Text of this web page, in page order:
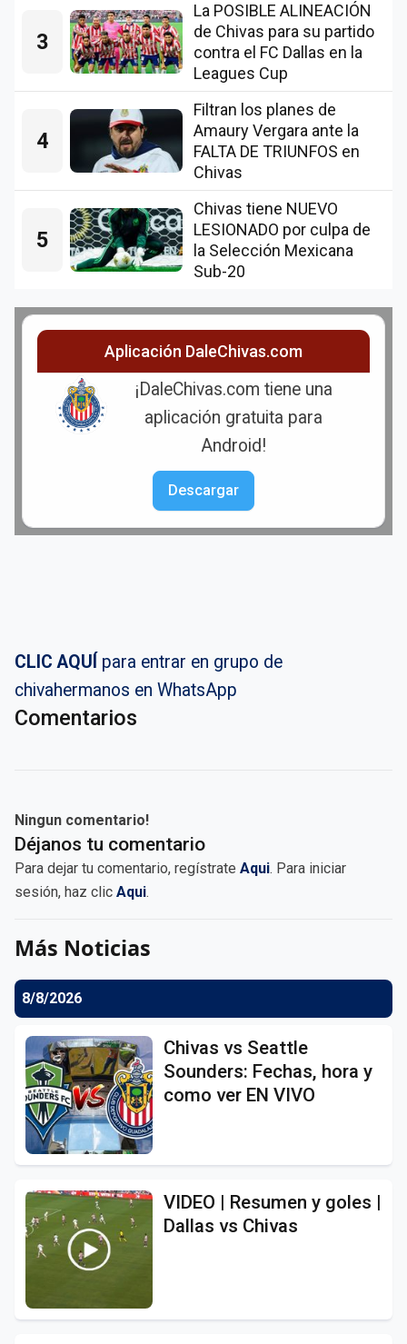
3
La POSIBLE ALINEACIÓN
de Chivas para su partido
contra el FC Dallas en la
Leagues Cup
4
Filtran los planes de
Amaury Vergara ante la
FALTA DE TRIUNFOS en
Chivas
5
Chivas tiene NUEVO
LESIONADO por culpa de
la Selección Mexicana
Sub-20
Aplicación DaleChivas.com
¡DaleChivas.com tiene una
aplicación gratuita para
Android!
Descargar
CLIC AQUÍ para entrar en grupo de
chivahermanos en WhatsApp
Comentarios
Ningun comentario!
Déjanos tu comentario
Para dejar tu comentario, regístrate Aqui. Para iniciar
sesión, haz clic Aqui.
Más Noticias
8/8/2026
Chivas vs Seattle
Sounders: Fechas, hora y
como ver EN VIVO
VIDEO | Resumen y goles |
Dallas vs Chivas